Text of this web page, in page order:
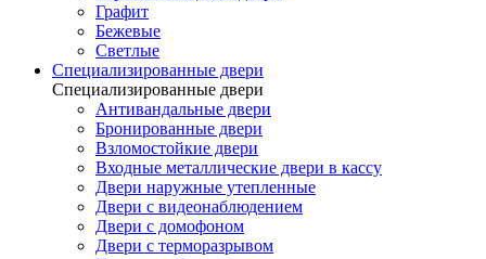
Графит
Бежевые
Светлые
Специализированные двери
Специализированные двери
Антивандальные двери
Бронированные двери
Взломостойкие двери
Входные металлические двери в кассу
Двери наружные утепленные
Двери с видеонаблюдением
Двери с домофоном
Двери с терморазрывом